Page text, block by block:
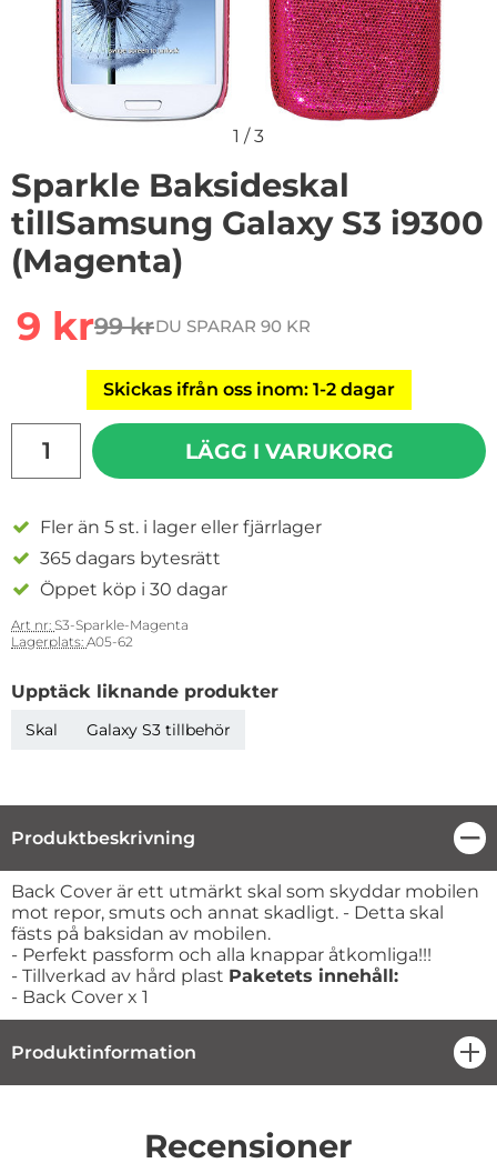
1 /3
Sparkle Baksideskal
tillSamsung Galaxy S3 i9300
(Magenta)
rea pris
9 krtidigare pris
99 krDU SPARAR 90 KR
Skickas ifrån oss inom: 1-2 dagar
LÄGG I VARUKORG
Fler än 5 st. i lager eller fjärrlager
365 dagars bytesrätt
Öppet köp i 30 dagar
Art nr: S3-Sparkle-Magenta
Lagerplats: A05-62
Upptäck liknande produkter
Skal Galaxy S3 tillbehör
Produktbeskrivning
Produktbeskrivning
Back Cover är ett utmärkt skal som skyddar mobilen
mot repor, smuts och annat skadligt. - Detta skal
fästs på baksidan av mobilen.
- Perfekt passform och alla knappar åtkomliga!!!
- Tillverkad av hård plast Paketets innehåll:
- Back Cover x 1
Produktinformation
Recensioner